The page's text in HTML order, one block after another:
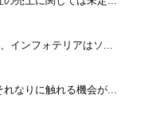
インフォテリアはソ...
なりに触れる機会が...